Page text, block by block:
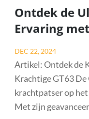
DE
VAN
TO-
FACE
Ontdek de
Ervaring
Posted
on
DEC 22, 2024
Artikel: Ontdek de
Krachtige GT63
krachtpatser op
Met zijn